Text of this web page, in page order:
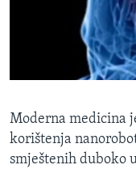
O GLASU AMERIKE
PRATITE NAS
Moderna medicina
korištenja
smještenih duboko